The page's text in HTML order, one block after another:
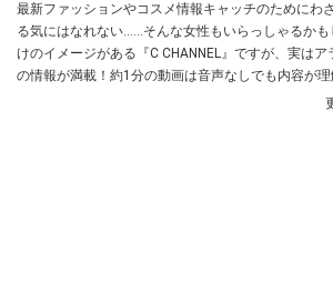
最新ファッションやコスメ情報キャッチのためにわ
る気にはなれない……そんな女性もいらっしゃるかも
けのイメージがある『C CHANNEL』ですが、実は
の情報が満載！約1分の動画は音声なしでも内容が